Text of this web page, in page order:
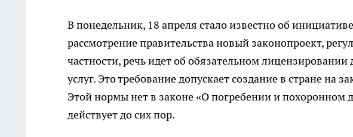
В понедельник, 18 апреля стало известно об
рассмотрение правительства новый законопроект,
частности, речь идет об обязательном
услуг. Это требование допускает создание в стране на
Этой нормы нет в законе «О погребении и похоронном
действует до сих пор.